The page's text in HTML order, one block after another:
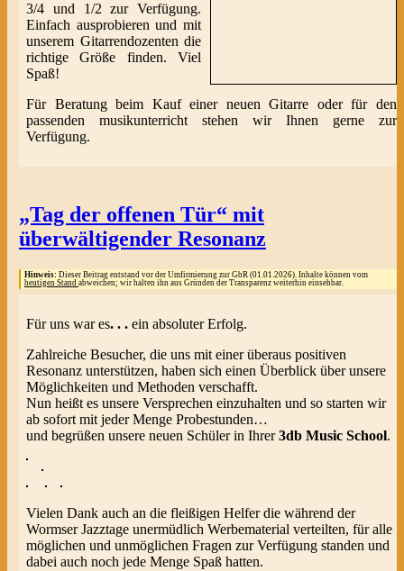
3/4 und 1/2 zur Verfügung.
Einfach ausprobieren und mit
unserem Gitarrendozenten die
richtige Größe finden. Viel
Spaß!
Für Beratung beim Kauf einer neuen Gitarre oder für den
passenden musikunterricht stehen wir Ihnen gerne zur
Verfügung.
„Tag der offenen Tür“ mit
überwältigender Resonanz
Hinweis: Dieser Beitrag entstand vor der Umfirmierung zur GbR (01.01.2026). Inhalte können vom
heutigen Stand abweichen; wir halten ihn aus Gründen der Transparenz weiterhin einsehbar.
Für uns war es. . .ein absoluter Erfolg.
Zahlreiche Besucher, die uns mit einer überaus positiven
Resonanz unterstützen, haben sich einen Überblick über unsere
Möglichkeiten und Methoden verschafft.
Nun heißt es unsere Versprechen einzuhalten und so starten wir
ab sofort mit jeder Menge Probestunden…
und begrüßen unsere neuen Schüler in Ihrer3db Music School.
Vielen Dank auch an die fleißigen Helfer die während der
Wormser Jazztage unermüdlich Werbematerial verteilten, für alle
möglichen und unmöglichen Fragen zur Verfügung standen und
dabei auch noch jede Menge Spaß hatten.